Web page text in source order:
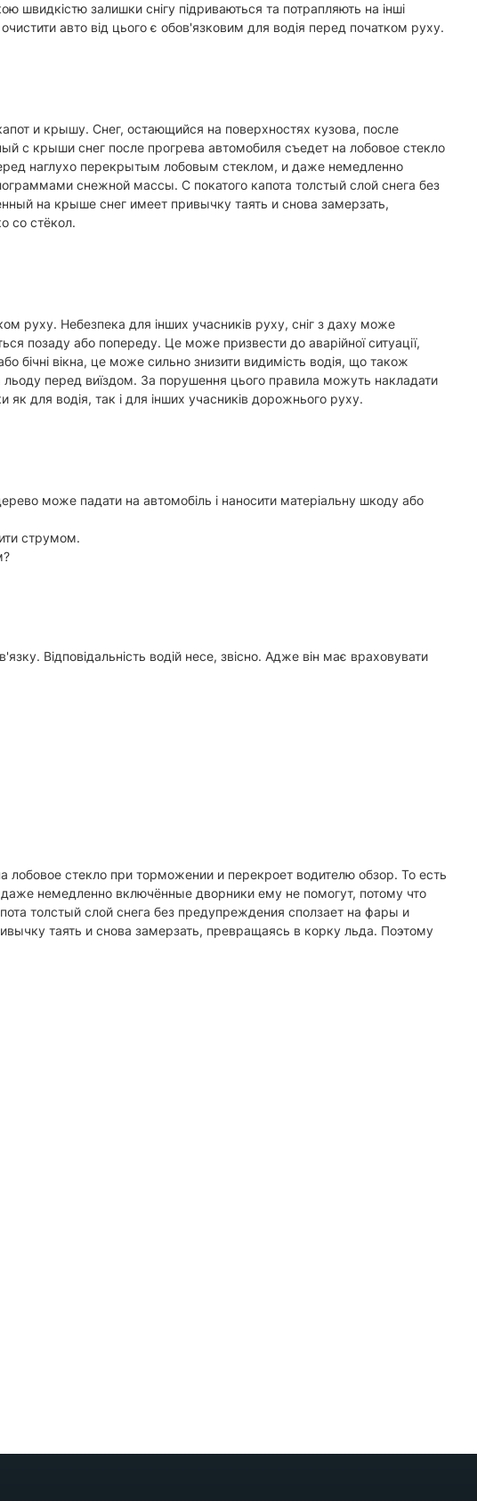
швидкістю залишки снігу підриваються та потрапляють на інші
авто від цього є обов'язковим для водія перед початком руху.
и крышу. Снег, остающийся на поверхностях кузова, после
с крыши снег после прогрева автомобиля съедет на лобовое стекло
наглухо перекрытым лобовым стеклом, и даже немедленно
снежной массы. С покатого капота толстый слой снега без
на крыше снег имеет привычку таять и снова замерзать,
со стёкол.
руху. Небезпека для інших учасників руху, сніг з даху може
позаду або попереду. Це може призвести до аварійної ситуації,
бічні вікна, це може сильно знизити видимість водія, що також
льоду перед виїздом. За порушення цього правила можуть накладати
для водія, так і для інших учасників дорожнього руху.
може падати на автомобіль і наносити матеріальну шкоду або
струмом.
Відповідальність водій несе, звісно. Адже він має враховувати
стекло при торможении и перекроет водителю обзор. То есть
немедленно включённые дворники ему не помогут, потому что
толстый слой снега без предупреждения сползает на фары и
таять и снова замерзать, превращаясь в корку льда. Поэтому